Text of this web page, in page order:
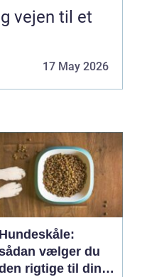
17 May 2026
Hundeskåle:
vælger du
rigtige til din